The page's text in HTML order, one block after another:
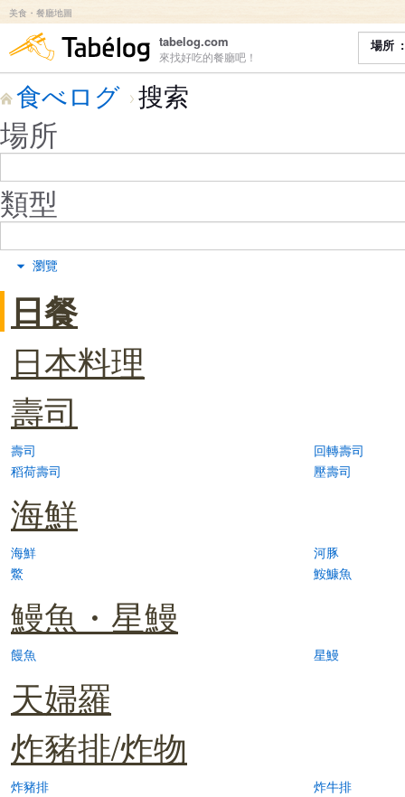
美食・餐廳地圖
食べログ
tabelog.com
來找好吃的餐廳吧！
場所
食べログ 搜索
場所
類型
瀏覽
日餐
日本料理
壽司
壽司
回轉壽司
稻荷壽司
壓壽司
海鮮
海鮮
河豚
鱉
鮟鱇魚
鰻魚・星鰻
饅魚 星鰻
天婦羅
炸豬排/炸物
炸豬排
炸牛排